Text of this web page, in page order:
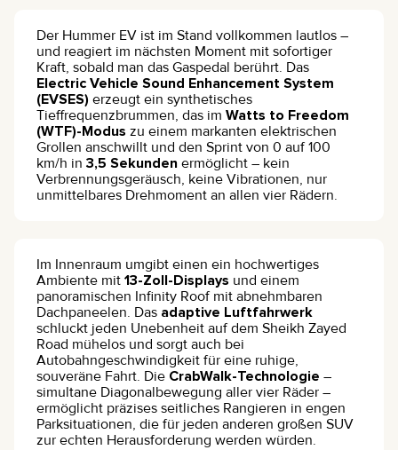
Der Hummer EV ist im Stand vollkommen lautlos –
und reagiert im nächsten Moment mit sofortiger
Kraft, sobald man das Gaspedal berührt. Das
Electric Vehicle Sound Enhancement System
(EVSES) erzeugt ein synthetisches
Tieffrequenzbrummen, das im Watts to Freedom
(WTF)-Modus zu einem markanten elektrischen
Grollen anschwillt und den Sprint von 0 auf 100
km/h in 3,5 Sekunden ermöglicht – kein
Verbrennungsgeräusch, keine Vibrationen, nur
unmittelbares Drehmoment an allen vier Rädern.
Im Innenraum umgibt einen ein hochwertiges
Ambiente mit 13-Zoll-Displays und einem
panoramischen Infinity Roof mit abnehmbaren
Dachpaneelen. Das adaptive Luftfahrwerk
schluckt jeden Unebenheit auf dem Sheikh Zayed
Road mühelos und sorgt auch bei
Autobahngeschwindigkeit für eine ruhige,
souveräne Fahrt. Die CrabWalk-Technologie –
simultane Diagonalbewegung aller vier Räder –
ermöglicht präzises seitliches Rangieren in engen
Parksituationen, die für jeden anderen großen SUV
zur echten Herausforderung werden würden.